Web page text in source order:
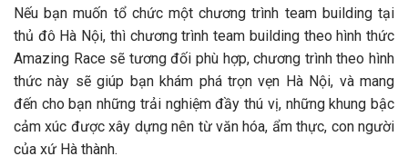
Nếu bạn muốn tổ chức một chương trình team building tại
thủ đô Hà Nội, thì chương trình team building theo hình thức
Amazing Race sẽ tương đối phù hợp, chương trình theo hình
thức này sẽ giúp bạn khám phá trọn vẹn Hà Nội, và mang
đến cho bạn những trải nghiệm đầy thú vị, những khung bậc
cảm xúc được xây dựng nên từ văn hóa, ẩm thực, con người
của xứ Hà thành.